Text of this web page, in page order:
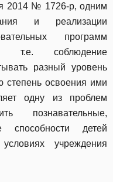
2014 № 1726-р, одним
и реализации
программ
т.е. соблюдение
разный уровень
степень освоения ими
одну из проблем
познавательные,
способности детей
учреждения